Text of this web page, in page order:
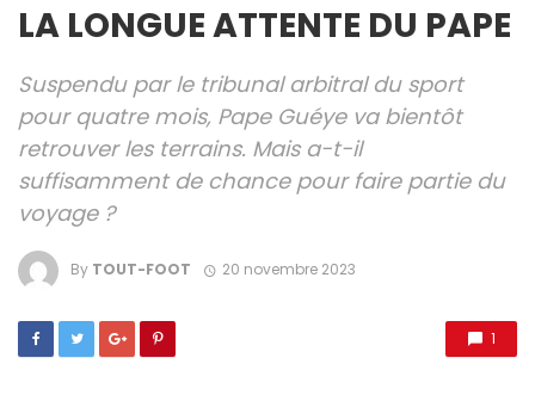
LA LONGUE ATTENTE DU PAPE
Suspendu par le tribunal arbitral du sport
pour quatre mois, Pape Guéye va bientôt
retrouver les terrains. Mais a-t-il
suffisamment de chance pour faire partie du
voyage ?
By TOUT-FOOT 20 novembre 2023
1